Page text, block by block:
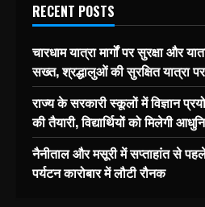
RECENT POSTS
चारधाम यात्रा मार्गों पर सुरक्षा और
सख्त, श्रद्धालुओं की सुरक्षित यात्रा
राज्य के सरकारी स्कूलों में विज्ञान
की तैयारी, विद्यार्थियों को मिलेगी
नैनीताल और मसूरी में सप्ताहांत से
पर्यटन कारोबार में लौटी रौनक